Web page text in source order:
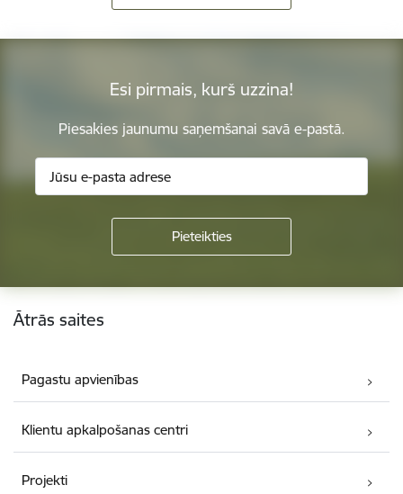
Esi pirmais, kurš uzzina!
Piesakies jaunumu saņemšanai savā e-pastā.
Kājene
Ātrās saites
Pagastu apvienības
Klientu apkalpošanas centri
Projekti